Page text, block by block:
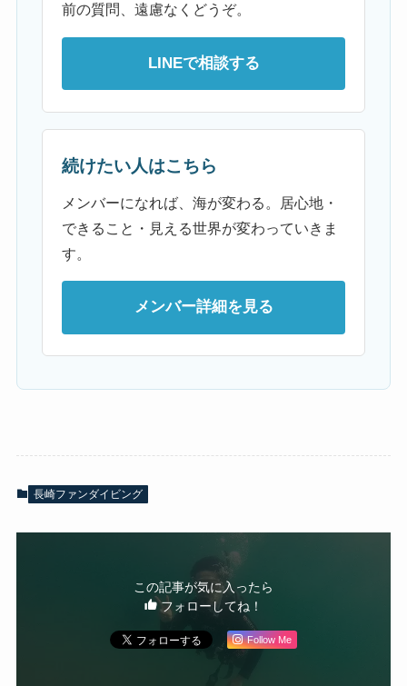
前の質問、遠慮なくどうぞ。
LINEで相談する
続けたい人はこちら
メンバーになれば、海が変わる。居心地・
できること・見える世界が変わっていきま
す。
メンバー詳細を見る
長崎ファンダイビング
この記事が気に入ったら
フォローしてね！
Follow Me